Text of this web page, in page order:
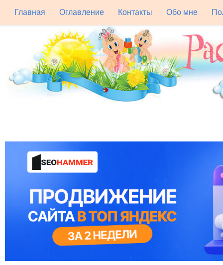
Главная Оглавление Контакты Обо мне